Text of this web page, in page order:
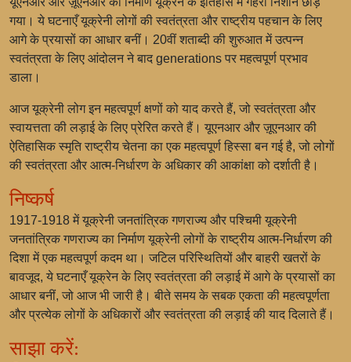
गया। ये घटनाएँ यूक्रेनी लोगों की स्वतंत्रता और राष्ट्रीय पहचान के लिए
आगे के प्रयासों का आधार बनीं। 20वीं शताब्दी की शुरुआत में उत्पन्न
स्वतंत्रता के लिए आंदोलन ने बाद generations पर महत्वपूर्ण प्रभाव
डाला।
आज यूक्रेनी लोग इन महत्वपूर्ण क्षणों को याद करते हैं, जो स्वतंत्रता और
स्वायत्तता की लड़ाई के लिए प्रेरित करते हैं। यूएनआर और ज़ूएनआर की
ऐतिहासिक स्मृति राष्ट्रीय चेतना का एक महत्वपूर्ण हिस्सा बन गई है, जो लोगों
की स्वतंत्रता और आत्म-निर्धारण के अधिकार की आकांक्षा को दर्शाती है।
निष्कर्ष
1917-1918 में यूक्रेनी जनतांत्रिक गणराज्य और पश्चिमी यूक्रेनी
जनतांत्रिक गणराज्य का निर्माण यूक्रेनी लोगों के राष्ट्रीय आत्म-निर्धारण की
दिशा में एक महत्वपूर्ण कदम था। जटिल परिस्थितियों और बाहरी खतरों के
बावजूद, ये घटनाएँ यूक्रेन के लिए स्वतंत्रता की लड़ाई में आगे के प्रयासों का
आधार बनीं, जो आज भी जारी है। बीते समय के सबक एकता की महत्वपूर्णता
और प्रत्येक लोगों के अधिकारों और स्वतंत्रता की लड़ाई की याद दिलाते हैं।
साझा करें: